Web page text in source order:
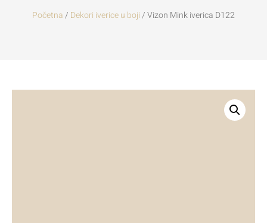
Početna/ Dekori iverice u boji/ Vizon Mink iverica D122